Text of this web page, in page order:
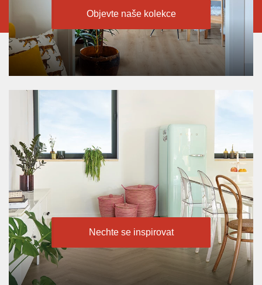
Objevte naše kolekce
Nechte se inspirovat